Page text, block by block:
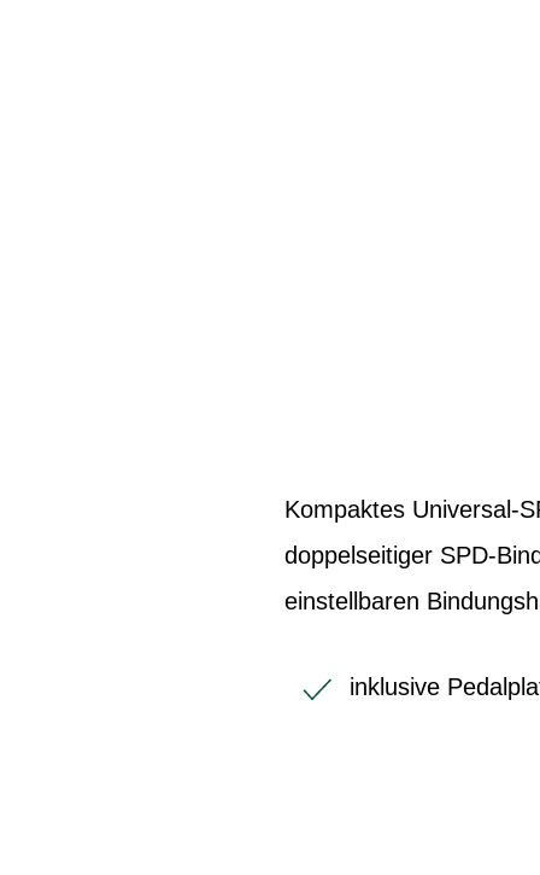
Kompaktes Universal-
doppelseitiger SPD-
einstellbaren
inklusive